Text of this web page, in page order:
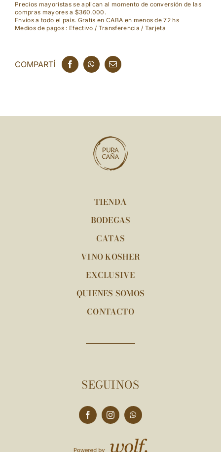
Precios mayoristas se aplican al momento de conversión de las
compras mayores a $360.000.
Envíos a todo el país. Gratis en CABA en menos de 72 hs
Medios de pagos : Efectivo / Transferencia / Tarjeta
COMPARTÍ
TIENDA
BODEGAS
CATAS
VINO KOSHER
EXCLUSIVE
QUIENES SOMOS
CONTACTO
SEGUINOS